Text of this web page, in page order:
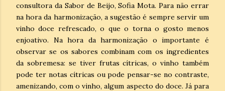
consultora da Sabor de Beijo, Sofia Mota. Para não errar
na hora da harmonização, a sugestão é sempre servir um
vinho doce refrescado, o que o torna o gosto menos
enjoativo. Na hora da harmonização o importante é
observar se os sabores combinam com os ingredientes
da sobremesa: se tiver frutas cítricas, o vinho também
pode ter notas cítricas ou pode pensar-se no contraste,
amenizando, com o vinho, algum aspecto do doce. Já para